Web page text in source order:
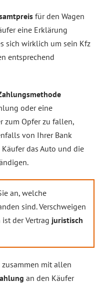
für den Wagen
eine Erklärung
sich wirklich um sein Kfz
entsprechend
oder eine
zum Opfer zu fallen,
von Ihrer Bank
das Auto und die
an, welche
sind. Verschweigen
der Vertrag juristisch
zusammen mit allen
an den Käufer